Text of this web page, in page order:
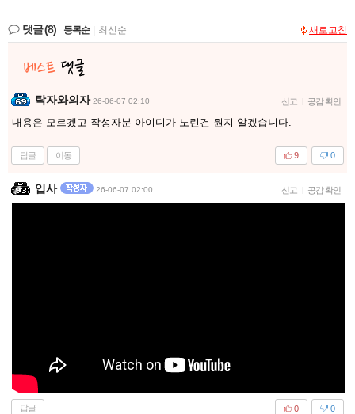
댓글(8) 등록순 최신순 새로고침
탁자와의자 26-06-07 02:10 신고 | 공감 확인
내용은 모르겠고 작성자분 아이디가 노린건 뭔지 알겠습니다.
답글 이동 0
9
입사 26-06-07 02:00 신고 | 공감 확인
답글 0
0